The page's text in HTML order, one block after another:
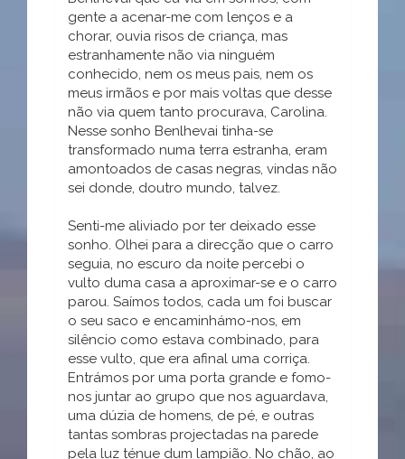
gente a acenar-me com lenços e a
chorar, ouvia risos de criança, mas
estranhamente não via ninguém
conhecido, nem os meus pais, nem os
meus irmãos e por mais voltas que desse
não via quem tanto procurava, Carolina.
Nesse sonho Benlhevai tinha-se
transformado numa terra estranha, eram
amontoados de casas negras, vindas não
sei donde, doutro mundo, talvez.
Senti-me aliviado por ter deixado esse
sonho. Olhei para a direcção que o carro
seguia, no escuro da noite percebi o
vulto duma casa a aproximar-se e o carro
parou. Saímos todos, cada um foi buscar
o seu saco e encaminhámo-nos, em
silêncio como estava combinado, para
esse vulto, que era afinal uma corriça.
Entrámos por uma porta grande e fomo-
nos juntar ao grupo que nos aguardava,
uma dúzia de homens, de pé, e outras
tantas sombras projectadas na parede
pela luz ténue dum lampião. No chão, ao